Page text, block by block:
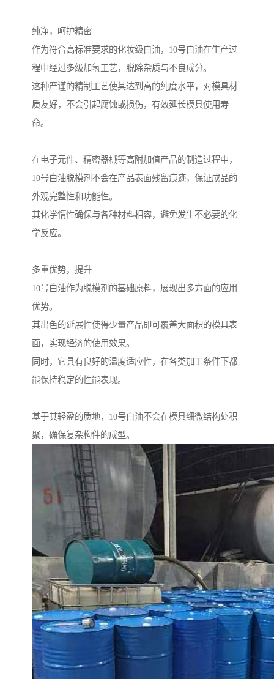
纯净，呵护精密
作为符合高标准要求的化妆级白油，10号白油在生产过
程中经过多级加氢工艺，脱除杂质与不良成分。
这种严谨的精制工艺使其达到高的纯度水平，对模具材
质友好，不会引起腐蚀或损伤，有效延长模具使用寿
命。
在电子元件、精密器械等高附加值产品的制造过程中，
10号白油脱模剂不会在产品表面残留痕迹，保证成品的
外观完整性和功能性。
其化学惰性确保与各种材料相容，避免发生不必要的化
学反应。
多重优势，提升
10号白油作为脱模剂的基础原料，展现出多方面的应用
优势。
其出色的延展性使得少量产品即可覆盖大面积的模具表
面，实现经济的使用效果。
同时，它具有良好的温度适应性，在各类加工条件下都
能保持稳定的性能表现。
基于其轻盈的质地，10号白油不会在模具细微结构处积
聚，确保复杂构件的成型。